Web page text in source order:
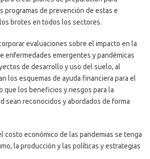
programas de prevención de estas e
brotes en todos los sectores.
evaluaciones sobre el impacto en la
enfermedades emergentes y pandémicas
de desarrollo y uso del suelo, al
los esquemas de ayuda financiera para el
que los beneficios y riesgos para la
sean reconocidos y abordados de forma
económico de las pandemias se tenga
la producción y las políticas y estrategias